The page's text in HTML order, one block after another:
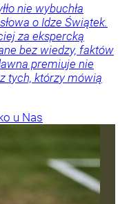
nie wybuchła
o Idze Świątek.
za ekspercką
bez wiedzy, faktów
premiuje nie
tych, którzy mówią
u Nas